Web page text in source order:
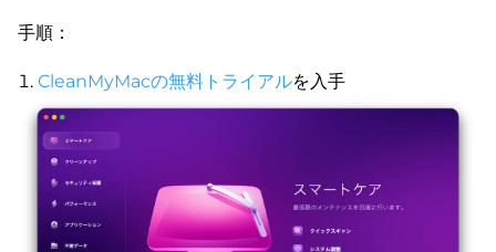
手順：
CleanMyMacの無料トライアルを入手